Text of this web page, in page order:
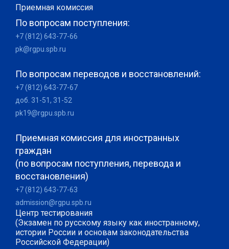
Приемная комиссия
По вопросам поступления:
+7 (812) 643-77-66
pk@rgpu.spb.ru
По вопросам переводов и восстановлений:
+7 (812) 643-77-67
доб. 31-51, 31-52
pk19@rgpu.spb.ru
Приемная комиссия для иностранных
граждан
(по вопросам поступления, перевода и
восстановления)
+7 (812) 643-77-63
admission@rgpu.spb.ru
Центр тестирования
(Экзамен по русскому языку как иностранному,
истории России и основам законодательства
Российской Федерации)